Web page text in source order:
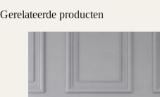
Gerelateerde producten